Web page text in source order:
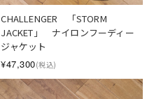
CHALLENGER　「STORM
JACKET」　ナイロンフーディー
ジャケット
¥47,300(税込)